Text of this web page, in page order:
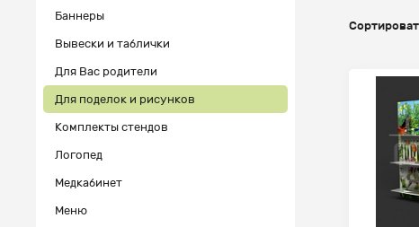
Баннеры
Вывески и таблички
Для Вас родители
Для поделок и рисунков
Комплекты стендов
Логопед
Медкабинет
Меню